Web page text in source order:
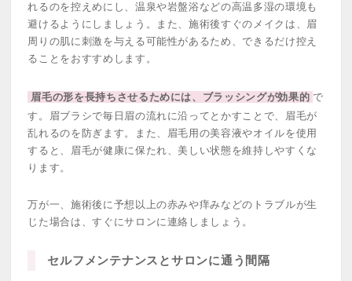
れるのを控えめにし、温泉や岩盤浴などの高温多湿の環境も
避けるようにしましょう。また、施術後すぐのメイクは、眉
周りの肌に刺激を与える可能性があるため、できるだけ控え
ることをおすすめします。
眉毛の形を長持ちさせるためには、ブラッシングが効果的 で
す。眉ブラシで毎日眉の流れに沿ってとかすことで、眉毛が
乱れるのを防ぎます。また、眉毛用の美容液やオイルを使用
すると、眉毛が健康に保たれ、美しい状態を維持しやすくな
ります。
万が一、施術後に予想以上の赤みや痒みなどのトラブルが生
じた場合は、すぐにサロンに連絡しましょう。
セルフメンテナンスとサロンに通う間隔